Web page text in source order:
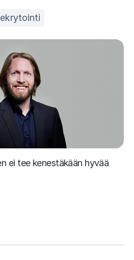
ei tee kenestäkään hyvää